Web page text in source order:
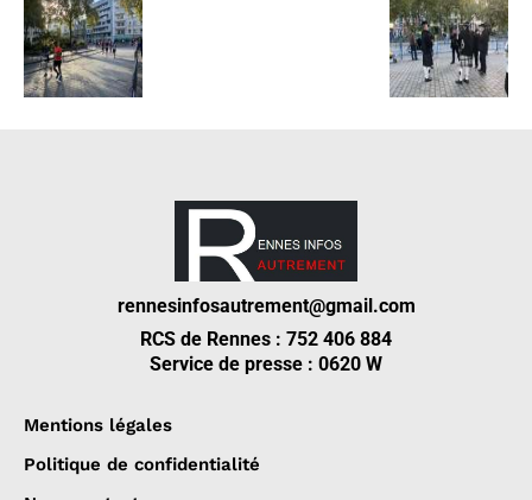
rennesinfosautrement@gmail.com
RCS de Rennes : 752 406 884
Service de presse : 0620 W
Mentions légales
Politique de confidentialité